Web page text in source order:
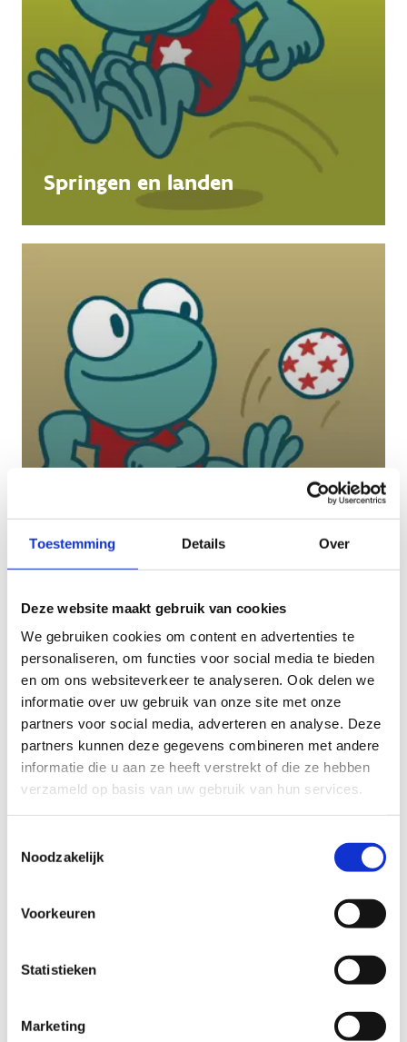
Toestemming Details Over
Deze website maakt gebruik van cookies
We gebruiken cookies om content en advertenties te
personaliseren, om functies voor social media te bieden
en om ons websiteverkeer te analyseren. Ook delen we
informatie over uw gebruik van onze site met onze
partners voor social media, adverteren en analyse. Deze
partners kunnen deze gegevens combineren met andere
informatie die u aan ze heeft verstrekt of die ze hebben
verzameld op basis van uw gebruik van hun services.
Noodzakelijk
Voorkeuren
Statistieken
Marketing
Springen en landen
Trappen